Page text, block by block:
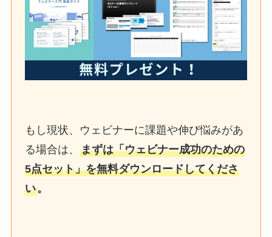
もし現状、ウェビナーに課題や伸び悩みがあ
る場合は、まずは「ウェビナー成功のための
5点セット」を無料ダウンロードしてくださ
い。